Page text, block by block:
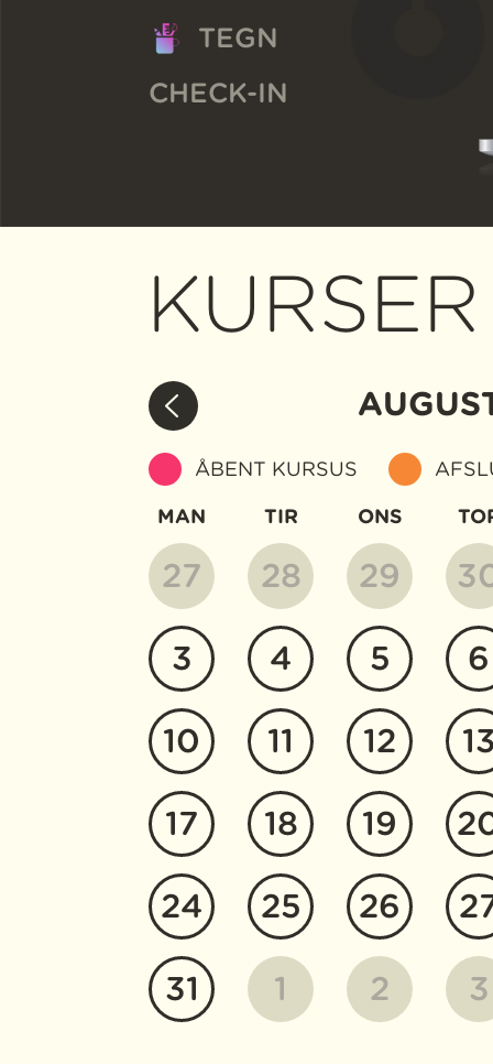
TEGN
CHECK-IN
KURSER
ÅBENT KURSUS
MAN TIR ONS
27 28 29
3 4 5 6
10 11 12
17 18 19
24 25 26
31 1 2 3